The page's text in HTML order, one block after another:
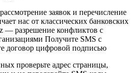
заявок и перечисление
нас от классических банковских
— разрешение конфликтов с
Получите SMS с
договор цифровой подписью
проверьте адрес страницы,